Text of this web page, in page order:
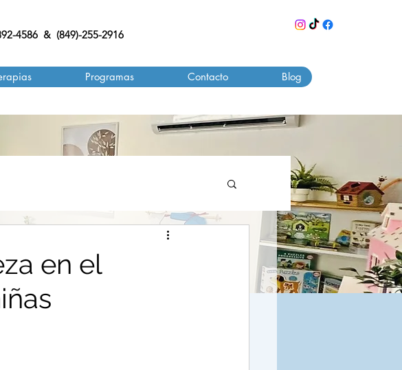
4586 & (849)-255-2916
Programas Contacto Blog
en el